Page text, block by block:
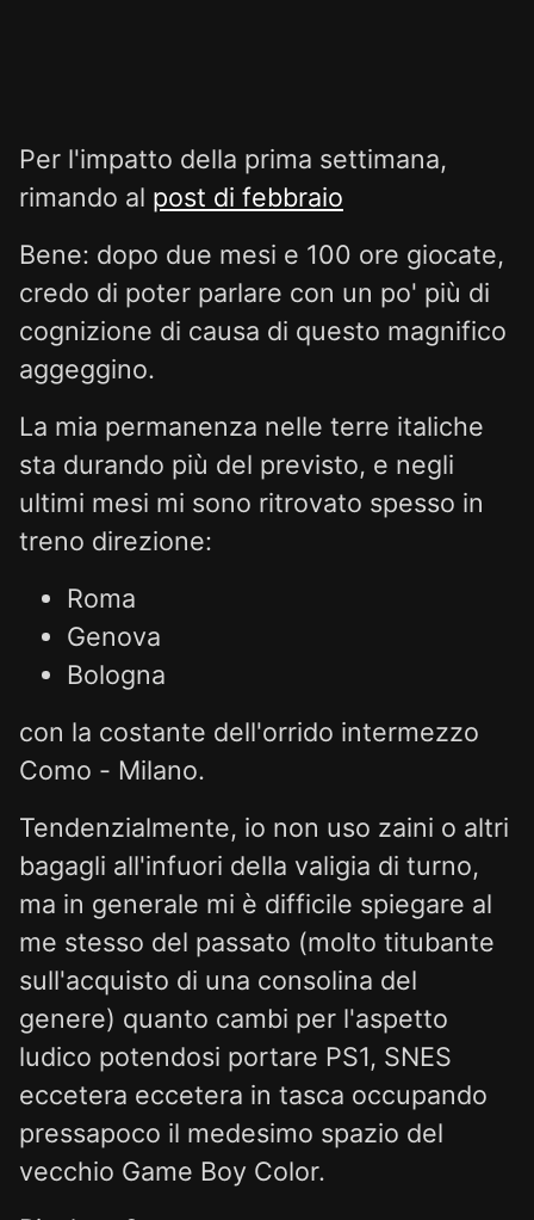
Per l'impatto della prima settimana,
rimando al post di febbraio
Bene: dopo due mesi e 100 ore giocate,
credo di poter parlare con un po' più di
cognizione di causa di questo magnifico
aggeggino.
La mia permanenza nelle terre italiche
sta durando più del previsto, e negli
ultimi mesi mi sono ritrovato spesso in
treno direzione:
Roma
Genova
Bologna
con la costante dell'orrido intermezzo
Como - Milano.
Tendenzialmente, io non uso zaini o altri
bagagli all'infuori della valigia di turno,
ma in generale mi è difficile spiegare al
me stesso del passato (molto titubante
sull'acquisto di una consolina del
genere) quanto cambi per l'aspetto
ludico potendosi portare PS1, SNES
eccetera eccetera in tasca occupando
pressapoco il medesimo spazio del
vecchio Game Boy Color.